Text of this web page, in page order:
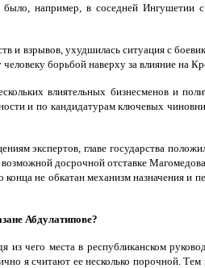
было, например, в соседней
взрывов, ухудшилась ситуация с
борьбой наверху за влияние на
влиятельных бизнесменов и
и по кандидатурам ключевых
экспертов, главе государства
досрочной отставке
не обкатан механизм назначения
Абдулатипове?
чего места в республиканском
я считают ее несколько порочной.